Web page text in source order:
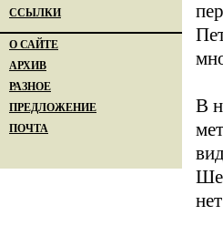
ССЫЛКИ
О САЙТЕ
АРХИВ
РАЗНОЕ
ПРЕДЛОЖЕНИЕ
ПОЧТА
В